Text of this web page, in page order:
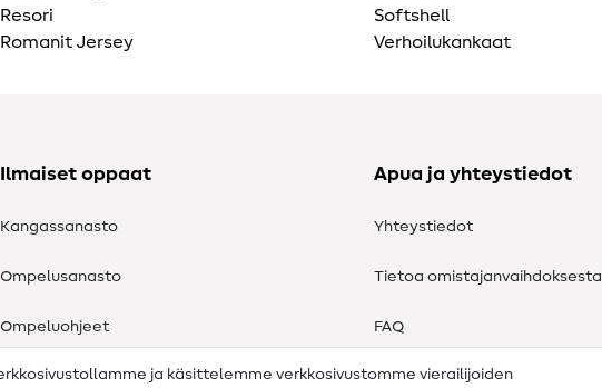
Resori
Romanit Jersey
Softshell
Verhoilukankaat
Ilmaiset oppaat
Kangassanasto
Ompelusanasto
Ompeluohjeet
Apua ja yhteystiedot
Yhteystiedot
Tietoa omistajanvaihdoksesta
FAQ
Peruutusoikeus
ja käsittelemme verkkosivustomme vierailijoiden